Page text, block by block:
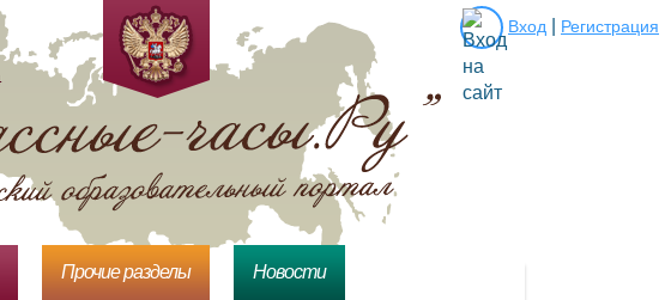
Прочие разделы Новости
Вход Регистрация